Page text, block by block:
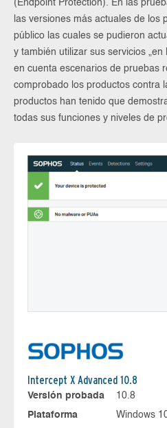
(Endpoint Protection). En las
las versiones más actuales de los
público las cuales se pudieron
y también utilizar sus servicios
en cuenta escenarios de pruebas
comprobado los productos contra
productos han tenido que
todas sus funciones y niveles de
Intercept X Advanced 10.8
Versión probada
10.8
Plataforma
Windows